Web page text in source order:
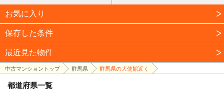
お気に入り
保存した条件
最近見た物件
中古マンショントップ 群馬県 群馬県の大使館近く
都道府県一覧